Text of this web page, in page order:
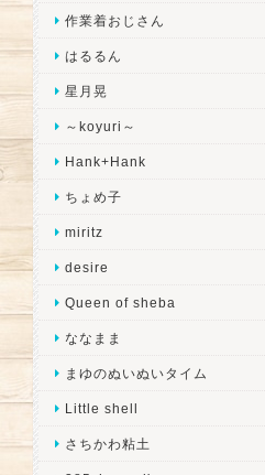
作業着おじさん
はるるん
星月晃
～koyuri～
Hank+Hank
ちょめ子
miritz
desire
Queen of sheba
ななまま
まゆのぬいぬいタイム
Little shell
さちかわ粘土